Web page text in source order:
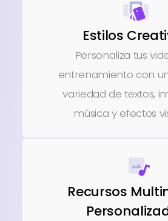
Estilos
Personaliza tus
entrenamiento con
variedad de textos,
música y efectos
Recursos